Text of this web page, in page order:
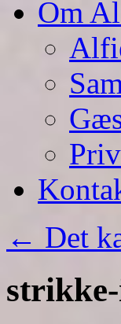
Om
← Det